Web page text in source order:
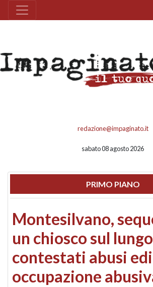
redazione@impaginato.it
sabato 08 agosto 2026
PRIMO PIANO
Montesilvano,
un chiosco sul
contestati abusi
occupazione